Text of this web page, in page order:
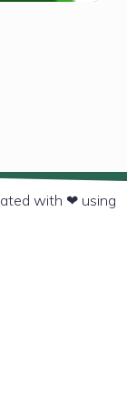
with ❤ using